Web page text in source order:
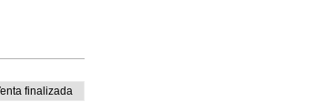
finalizada